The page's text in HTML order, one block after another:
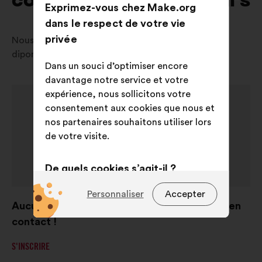
Nous sommes désolés, aucune consultation n'est
diponible actuellement dans votre pays.
Aucune consultation en cours, mais restons en
contact !
S'INSCRIRE
Exprimez-vous chez Make.org
dans le respect de votre vie
privée
Dans un souci d’optimiser encore
davantage notre service et votre
expérience, nous sollicitons votre
consentement aux cookies que nous et
nos partenaires souhaitons utiliser lors
de votre visite.
De quels cookies s’agit-il ?
Techniques :des cookies
indispensables pour faire
fonctionner le site
Accepter
Personnaliser